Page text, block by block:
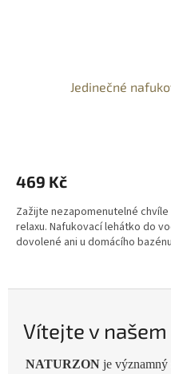
Jedinečné
469 Kč
Zažijte nezapomenutelné
relaxu. Nafukovací lehátko do
dovolené ani u domácího
Vítejte v
NATURZONje významný